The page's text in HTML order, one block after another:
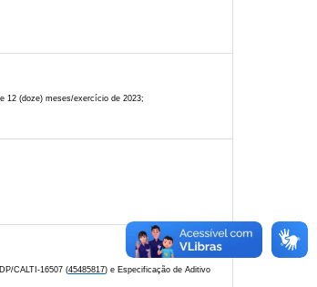
12 (doze) meses/exercício de 2023;
CALTI-16507 (45485817) e Especificação de Aditivo